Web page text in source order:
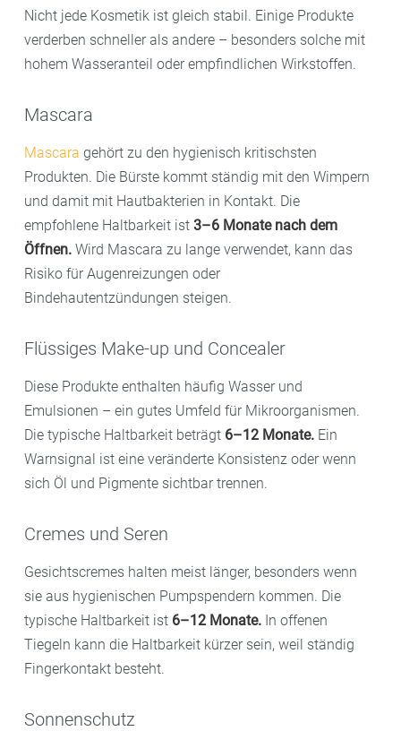
Nicht jede Kosmetik ist gleich stabil. Einige Produkte
verderben schneller als andere – besonders solche mit
hohem Wasseranteil oder empfindlichen Wirkstoffen.
Mascara
Mascara gehört zu den hygienisch kritischsten
Produkten. Die Bürste kommt ständig mit den Wimpern
und damit mit Hautbakterien in Kontakt. Die
empfohlene Haltbarkeit ist 3–6 Monate nach dem
Öffnen. Wird Mascara zu lange verwendet, kann das
Risiko für Augenreizungen oder
Bindehautentzündungen steigen.
Flüssiges Make-up und Concealer
Diese Produkte enthalten häufig Wasser und
Emulsionen – ein gutes Umfeld für Mikroorganismen.
Die typische Haltbarkeit beträgt 6–12 Monate. Ein
Warnsignal ist eine veränderte Konsistenz oder wenn
sich Öl und Pigmente sichtbar trennen.
Cremes und Seren
Gesichtscremes halten meist länger, besonders wenn
sie aus hygienischen Pumpspendern kommen. Die
typische Haltbarkeit ist 6–12 Monate. In offenen
Tiegeln kann die Haltbarkeit kürzer sein, weil ständig
Fingerkontakt besteht.
Sonnenschutz